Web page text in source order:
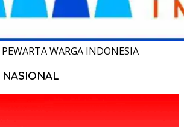
WARGA INDONESIA